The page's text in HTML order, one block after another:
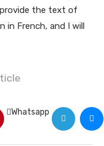
the text of
in French, and I will
Whatsapp